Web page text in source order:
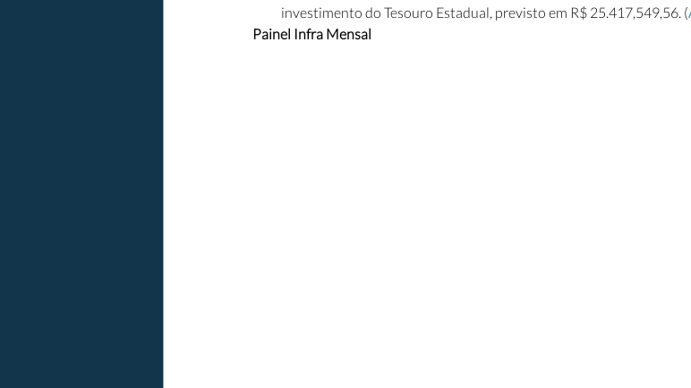
investimento do Tesouro Estadual, previsto em R$ 25.417,549,56. (
Painel Infra Mensal